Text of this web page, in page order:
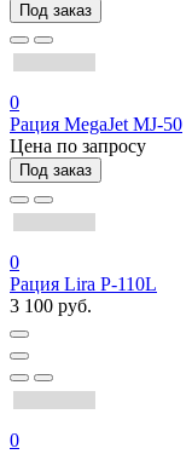
Под заказ
0
Рация MegaJet MJ-50
Цена по запросу
Под заказ
0
Рация Lira P-110L
3 100 руб.
0